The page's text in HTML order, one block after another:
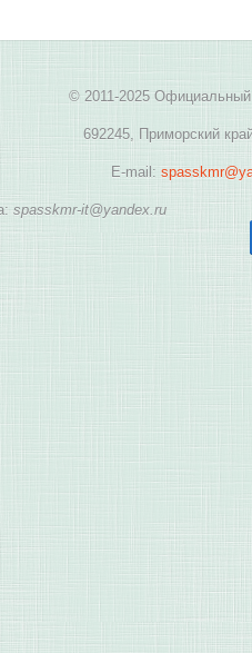
© 2011-2025 Официальный
692245, Приморский
E-mail:
spasskmr-it@yandex.ru